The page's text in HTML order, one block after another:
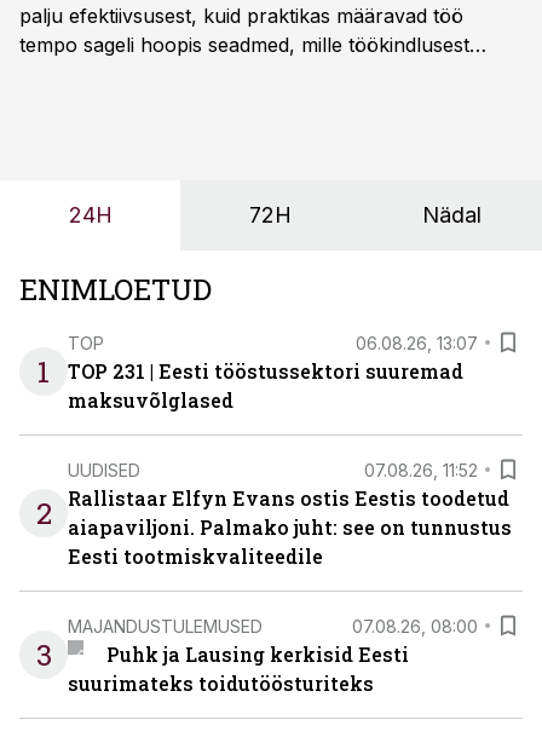
palju efektiivsusest, kuid praktikas määravad töö
tempo sageli hoopis seadmed, mille töökindlusest
24H 72H Nädal
ENIMLOETUD
1
TOP 06.08.26, 13:07
TOP 231 | Eesti tööstussektori suuremad
maksuvõlglased
2
UUDISED 07.08.26, 11:52
Rallistaar Elfyn Evans ostis Eestis toodetud
aiapaviljoni. Palmako juht: see on tunnustus
Eesti tootmiskvaliteedile
3
MAJANDUSTULEMUSED 07.08.26, 08:00
Puhk ja Lausing kerkisid Eesti
suurimateks toidutöösturiteks